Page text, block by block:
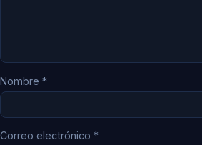
Nombre *
Correo electrónico *